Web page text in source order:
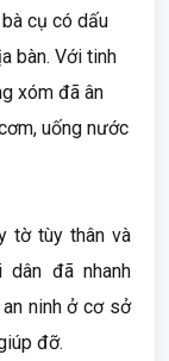
cụ có dấu
bàn. Với tinh
xóm đã ân
uống nước
tờ tùy thân và
dân đã nhanh
ninh ở cơ sở
đỡ.